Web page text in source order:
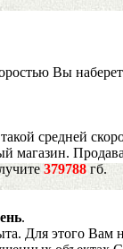
Вы
средней
магазин.
379788 гб.
.
Для этого Вам